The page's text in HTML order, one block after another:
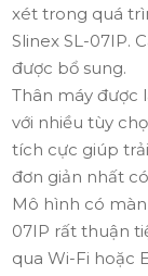
xét trong quá
Slinex SL-07IP.
được bổ sung.
Thân máy được
với nhiều tùy
tích cực giúp
đơn giản nhất
Mô hình có
07IP rất thuận
qua Wi-Fi hoặc